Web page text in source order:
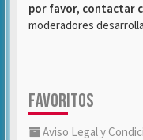
por favor, contactar
moderadores
FAVORITOS
Aviso Legal y